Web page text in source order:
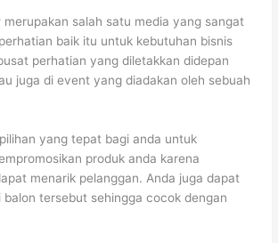
merupakan salah satu media yang sangat
baik itu untuk kebutuhan bisnis
perhatian yang diletakkan didepan
juga di event yang diadakan oleh sebuah
yang tepat bagi anda untuk
produk anda karena
menarik pelanggan. Anda juga dapat
balon tersebut sehingga cocok dengan